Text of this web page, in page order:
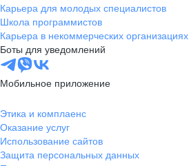
Карьера для молодых специалистов
Школа программистов
Карьера в некоммерческих организациях
Боты для уведомлений
Мобильное приложение
Этика и комплаенс
Оказание услуг
Использование сайтов
Защита персональных данных